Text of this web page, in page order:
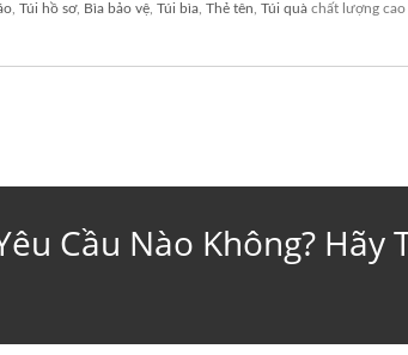
Túi hồ sơ, Bìa bảo vệ Túi bìa Thẻ tên Túi quà chất lượng cao
Cầu Nào Không? Hãy